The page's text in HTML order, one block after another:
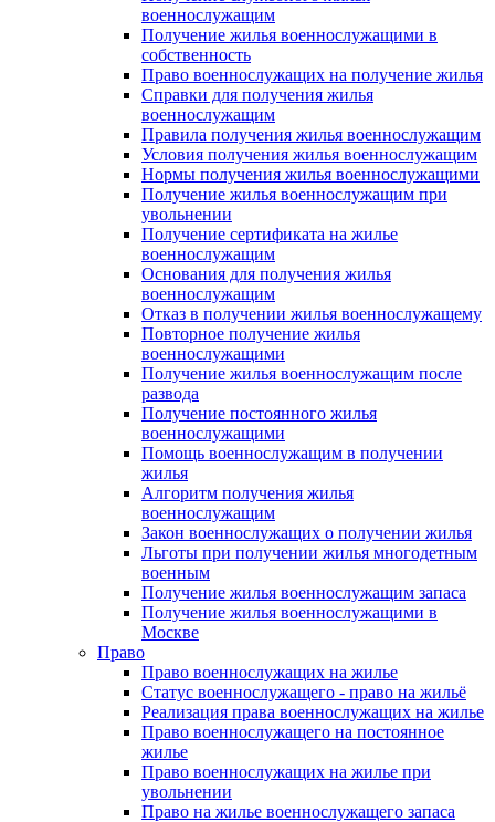
военнослужащим
Получение жилья военнослужащими в
собственность
Право военнослужащих на получение жилья
Справки для получения жилья
военнослужащим
Правила получения жилья военнослужащим
Условия получения жилья военнослужащим
Нормы получения жилья военнослужащими
Получение жилья военнослужащим при
увольнении
Получение сертификата на жилье
военнослужащим
Основания для получения жилья
военнослужащим
Отказ в получении жилья военнослужащему
Повторное получение жилья
военнослужащими
Получение жилья военнослужащим после
развода
Получение постоянного жилья
военнослужащими
Помощь военнослужащим в получении
жилья
Алгоритм получения жилья
военнослужащим
Закон военнослужащих о получении жилья
Льготы при получении жилья многодетным
военным
Получение жилья военнослужащим запаса
Получение жилья военнослужащими в
Москве
Право
Право военнослужащих на жилье
Статус военнослужащего - право на жильё
Реализация права военнослужащих на жилье
Право военнослужащего на постоянное
жилье
Право военнослужащих на жилье при
увольнении
Право на жилье военнослужащего запаса